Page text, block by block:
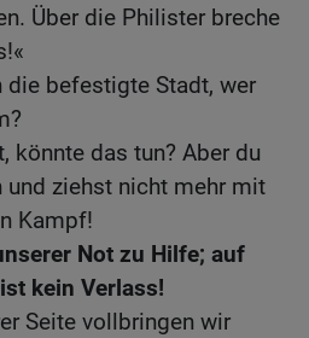
Über die Philister breche
befestigte Stadt, wer
könnte das tun? Aber du
und ziehst nicht mehr mit
Kampf!
Not zu Hilfe; auf
kein Verlass!
Seite vollbringen wir